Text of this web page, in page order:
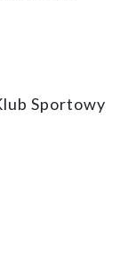
Sportowy